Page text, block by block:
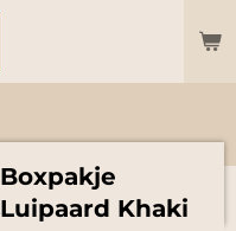
Boxpakje
Luipaard Khaki